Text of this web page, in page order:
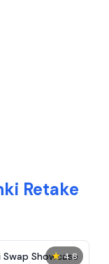
Retake
★ 4.8
Swap Showcase